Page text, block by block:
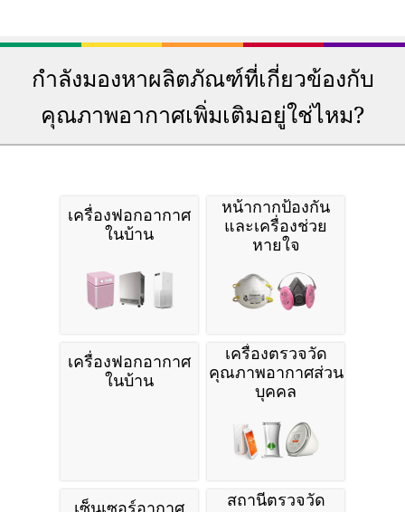
กำลังมองหาผลิตภัณฑ์ที่เกี่ยวข้องกับ
คุณภาพอากาศเพิ่มเติมอยู่ใช่ไหม?
เครื่องฟอกอากาศ
ในบ้าน
หน้ากากป้องกัน
และเครื่องช่วย
หายใจ
เครื่องฟอกอากาศ
ในบ้าน
เครื่องตรวจวัด
คุณภาพอากาศส่วน
บุคคล
สถานีตรวจวัด